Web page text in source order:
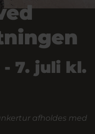
- 7. juli kl.
afholdes med